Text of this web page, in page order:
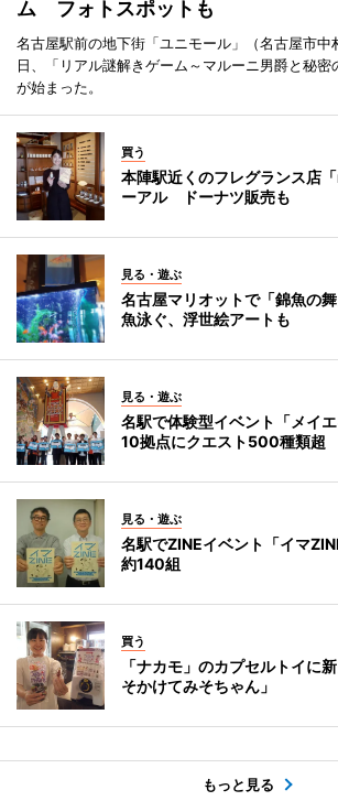
ム フォトスポットも
名古屋駅前の地下街「ユニモール」（名古屋市中
日、「リアル謎解きゲーム～マルーニ男爵と秘密
が始まった。
買う
本陣駅近くのフレグランス店
ーアル ドーナツ販売も
見る・遊ぶ
名古屋マリオットで「錦魚
魚泳ぐ、浮世絵アートも
見る・遊ぶ
名駅で体験型イベント「メイ
10拠点にクエスト500種類超
見る・遊ぶ
名駅でZINEイベント「イマ
約140組
買う
「ナカモ」のカプセルトイに
そかけてみそちゃん」
もっと見る